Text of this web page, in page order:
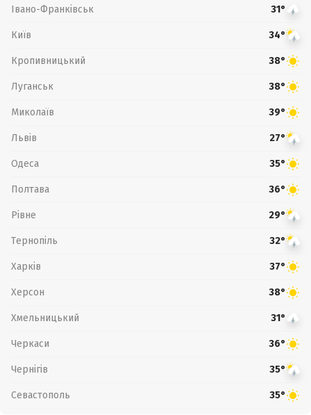
Івано-Франківськ 31°
Київ 34°
Кропивницький 38°
Луганськ 38°
Миколаїв 39°
Львів 27°
Одеса 35°
Полтава 36°
Рівне 29°
Тернопіль 32°
Харків 37°
Херсон 38°
Хмельницький 31°
Черкаси 36°
Чернігів 35°
Севастополь 35°